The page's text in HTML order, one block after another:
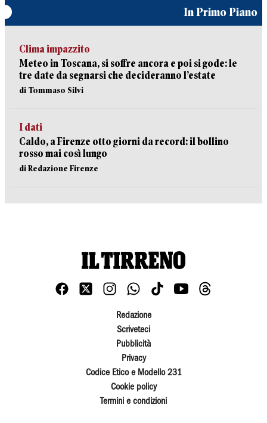
In Primo Piano
Clima impazzito
Meteo in Toscana, si soffre ancora e poi si gode: le
tre date da segnarsi che decideranno l’estate
di Tommaso Silvi
I dati
Caldo, a Firenze otto giorni da record: il bollino
rosso mai così lungo
di Redazione Firenze
Redazione
Scriveteci
Pubblicità
Privacy
Codice Etico e Modello 231
Cookie policy
Termini e condizioni